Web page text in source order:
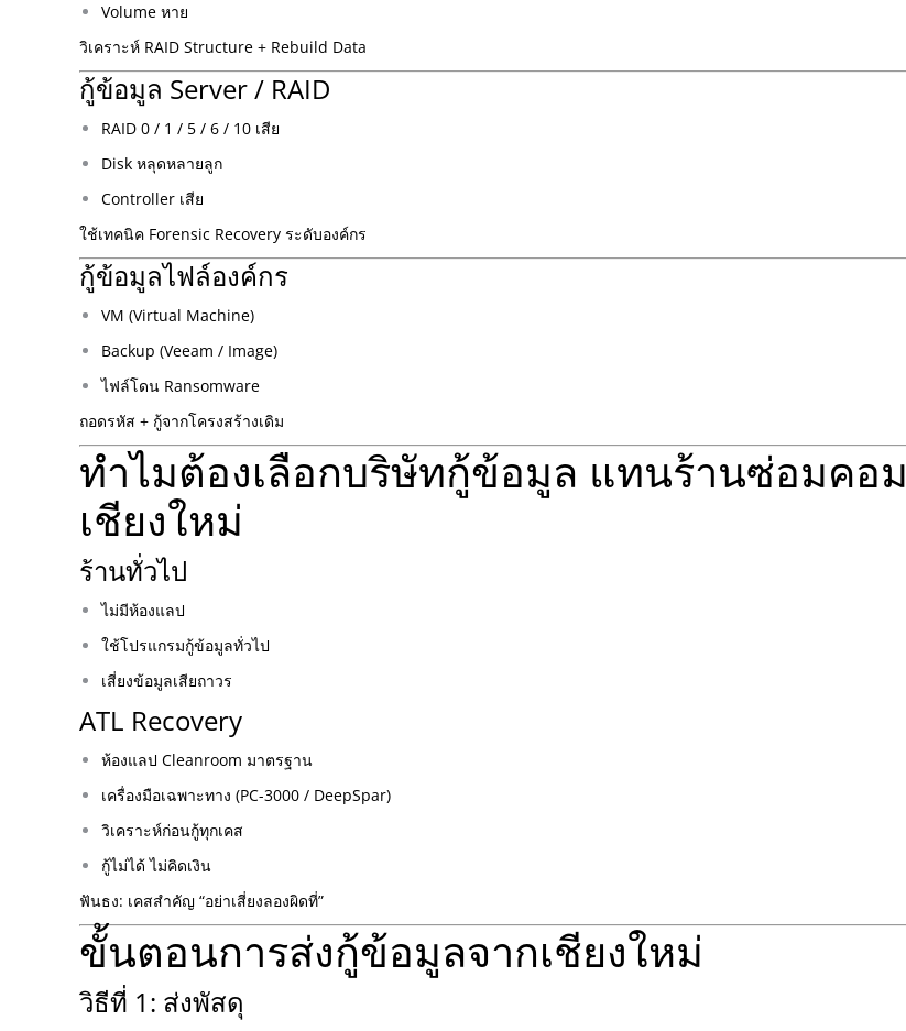
Volume หาย
วิเคราะห์ RAID Structure + Rebuild Data
กู้ข้อมูล Server / RAID
RAID 0 / 1 / 5 / 6 / 10 เสีย
Disk หลุดหลายลูก
Controller เสีย
ใช้เทคนิค Forensic Recovery ระดับองค์กร
กู้ข้อมูลไฟล์องค์กร
VM (Virtual Machine)
Backup (Veeam / Image)
ไฟล์โดน Ransomware
ถอดรหัส + กู้จากโครงสร้างเดิม
ทำไมต้องเลือกบริษัทกู้ข้อมูล แทนร้านซ่อมคอม
เชียงใหม่
ร้านทั่วไป
ไม่มีห้องแลป
ใช้โปรแกรมกู้ข้อมูลทั่วไป
เสี่ยงข้อมูลเสียถาวร
ATL Recovery
ห้องแลป Cleanroom มาตรฐาน
เครื่องมือเฉพาะทาง (PC-3000 / DeepSpar)
วิเคราะห์ก่อนกู้ทุกเคส
กู้ไม่ได้ ไม่คิดเงิน
ฟันธง: เคสสำคัญ “อย่าเสี่ยงลองผิดที่”
ขั้นตอนการส่งกู้ข้อมูลจากเชียงใหม่
วิธีที่ 1: ส่งพัสดุ